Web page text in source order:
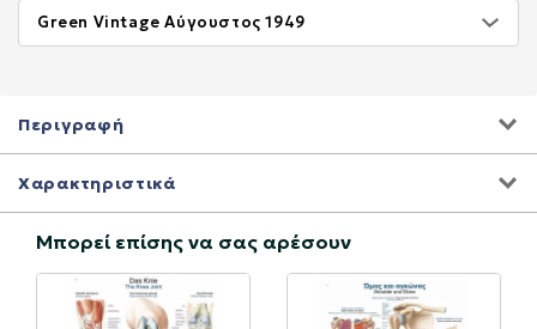
Περιγραφή
Χαρακτηριστικά
Μπορεί επίσης να σας αρέσουν